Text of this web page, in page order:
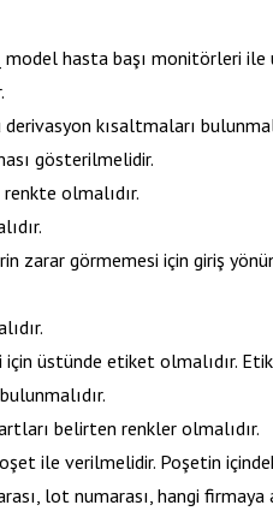
model hasta başı monitörleri ile
kısaltmaları
gösterilmelidir.
olmalıdır.
zarar görmemesi için giriş
üstünde etiket olmalıdır.
belirten renkler olmalıdır.
ile verilmelidir. Poşetin
lot numarası, hangi